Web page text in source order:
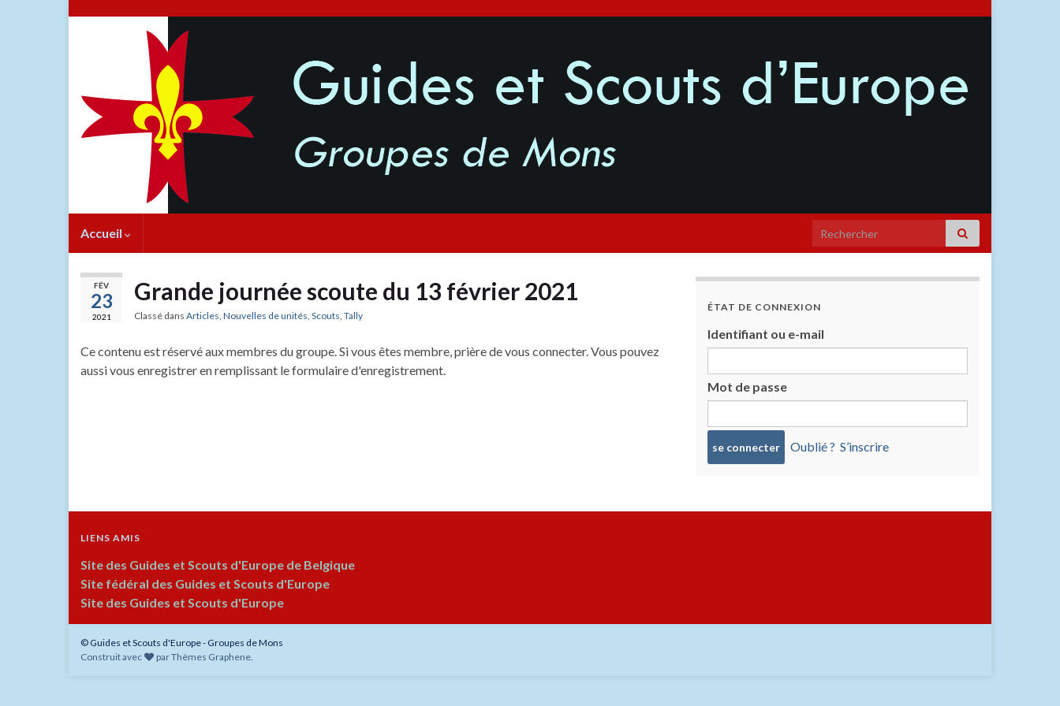
Accueil
FÉV
23
2021
Grande journée scoute du 13 février 2021
Classé dans Articles, Nouvelles de unités, Scouts, Tally
Ce contenu est réservé aux membres du groupe. Si vous êtes membre, prière de vous connecter. Vous pouvez
aussi vous enregistrer en remplissant le formulaire d'enregistrement.
ÉTAT DE CONNEXION
Identifiant ou e-mail
Mot de passe
Oublié ? S’inscrire
LIENS AMIS
Site des Guides et Scouts d'Europe de Belgique
Site fédéral des Guides et Scouts d'Europe
Site des Guides et Scouts d'Europe
© Guides et Scouts d'Europe - Groupes de Mons
Construit avec
parThèmes Graphene.